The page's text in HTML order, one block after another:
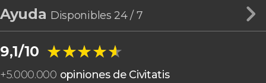
Ayuda Disponibles 24 / 7
9,1/10 ★★★★★
★★★★★
+5.000.000 opiniones de Civitatis